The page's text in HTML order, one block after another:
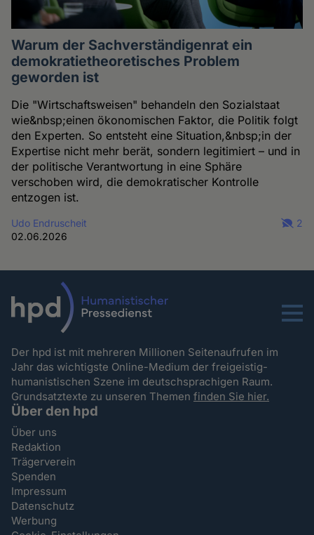
Warum der Sachverständigenrat ein
demokratietheoretisches Problem
geworden ist
Die "Wirtschaftsweisen" behandeln den Sozialstaat
wie&nbsp;einen ökonomischen Faktor, die Politik folgt
den Experten. So entsteht eine Situation,&nbsp;in der
Expertise nicht mehr berät, sondern legitimiert – und in
der politische Verantwortung in eine Sphäre
verschoben wird, die demokratischer Kontrolle
entzogen ist.
Udo Endruscheit
02.06.2026
2
Menu
Der hpd ist mit mehreren Millionen Seitenaufrufen im
Jahr das wichtigste Online-Medium der freigeistig-
humanistischen Szene im deutschsprachigen Raum.
Grundsatztexte zu unseren Themenfinden Sie hier.
Über den hpd
Über uns
Redaktion
Trägerverein
Spenden
Impressum
Datenschutz
Werbung